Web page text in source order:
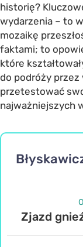
historię?
wydarzenia – to
mozaikę
faktami; to
które
do podróży przez
przetestować
najważniejszych
Zjazd